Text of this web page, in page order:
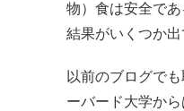
物）食は安全で
結果がいくつか出
以前のブログで
ーバード大学か